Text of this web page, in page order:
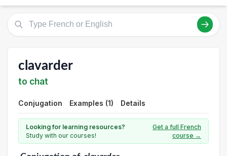
clavarder
to chat
Conjugation Examples (1) Details
Looking for learning resources?
Study with our courses!
Get a full French
course →